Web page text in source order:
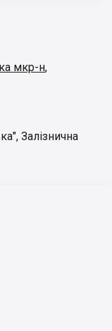
мкр-н,
, Залізнична